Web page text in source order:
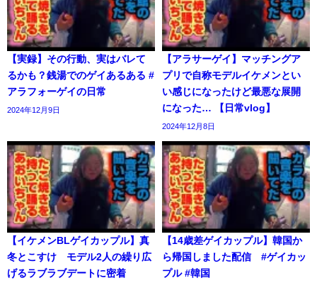
【実録】その行動、実はバレて
るかも？銭湯でのゲイあるある #
アラフォーゲイの日常
2024年12月9日
【アラサーゲイ】マッチングア
プリで自称モデルイケメンとい
い感じになったけど最悪な展開
になった… 【日常vlog】
2024年12月8日
【イケメンBLゲイカップル】真
冬とこすけ モデル2人の繰り広
げるラブラブデートに密着
【14歳差ゲイカップル】韓国か
ら帰国しました配信 #ゲイカッ
プル #韓国